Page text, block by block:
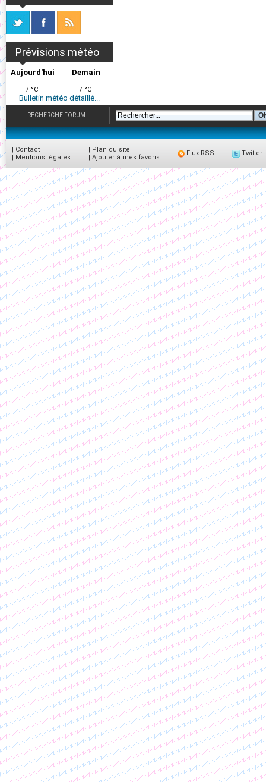
Prévisions météo
Aujourd'hui
/ °C
Demain
/ °C
Bulletin météo détaillé...
RECHERCHE FORUM
| Contact
| Mentions légales
| Plan du site
| Ajouter à mes favoris
Flux RSS Twitter